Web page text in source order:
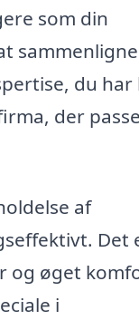
som din
sammenligne
du har
der
af
Det
og øget
i